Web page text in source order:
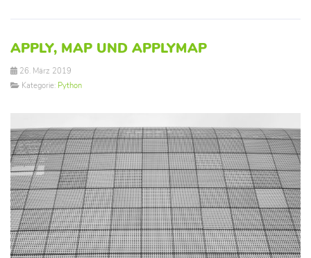
APPLY, MAP UND APPLYMAP
26. März 2019
Kategorie: Python